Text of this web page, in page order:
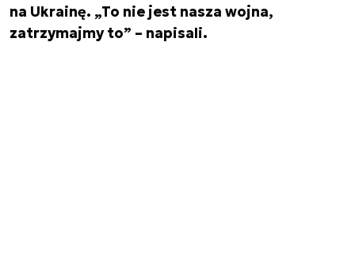
na Ukrainę. „To nie jest nasza wojna,
zatrzymajmy to” – napisali.